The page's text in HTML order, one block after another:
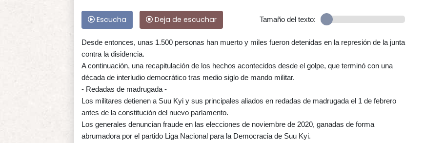
Escucha Deja de escuchar Tamaño del texto:
Desde entonces, unas 1.500 personas han muerto y miles fueron detenidas en la represión de la junta
contra la disidencia.
A continuación, una recapitulación de los hechos acontecidos desde el golpe, que terminó con una
década de interludio democrático tras medio siglo de mando militar.
- Redadas de madrugada -
Los militares detienen a Suu Kyi y sus principales aliados en redadas de madrugada el 1 de febrero
antes de la constitución del nuevo parlamento.
Los generales denuncian fraude en las elecciones de noviembre de 2020, ganadas de forma
abrumadora por el partido Liga Nacional para la Democracia de Suu Kyi.